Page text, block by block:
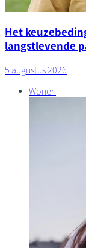
Het
langstlevende
5 augustus 2026
Wonen